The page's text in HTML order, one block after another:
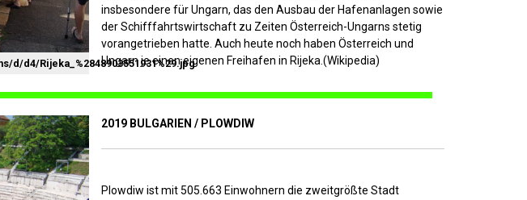
d4/Rijeka_%2848903551931%29.jpg
insbesondere für Ungarn, das den Ausbau der Hafenanlagen sowie
der Schifffahrtswirtschaft zu Zeiten Österreich-Ungarns stetig
vorangetrieben hatte. Auch heute noch haben Österreich und
Ungarn je einen eigenen Freihafen in Rijeka.(Wikipedia)
2019 BULGARIEN / PLOWDIW
Plowdiw ist mit 505.663 Einwohnern die zweitgrößte Stadt